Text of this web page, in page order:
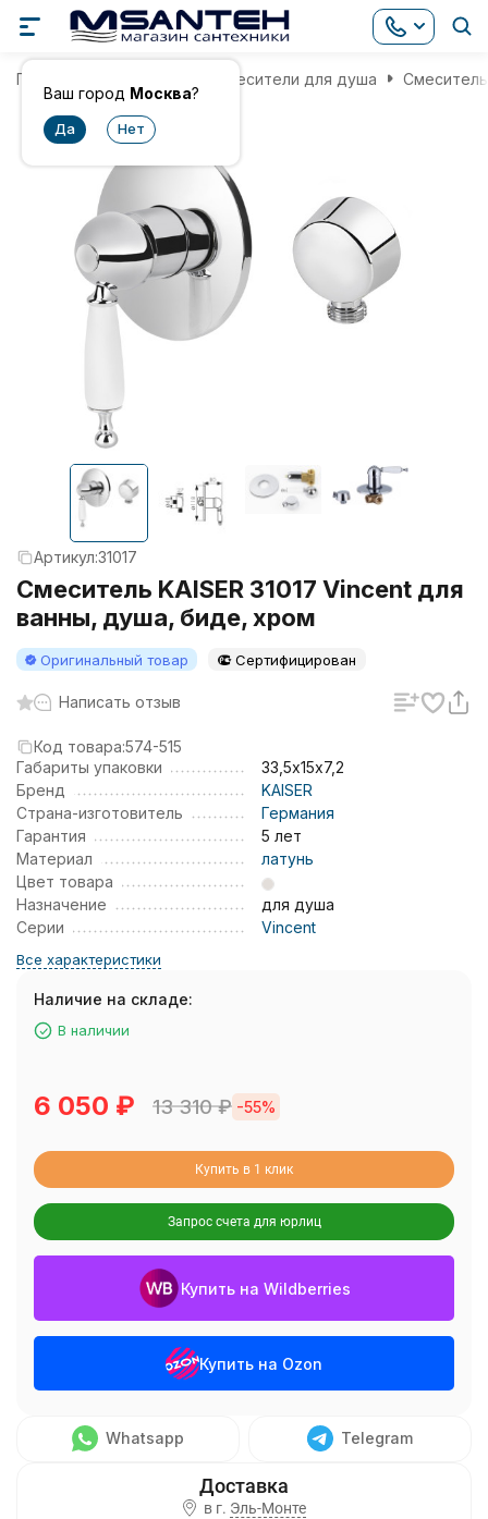
Ваш город Москва?
Главная Смесители для душа
Артикул:31017
Смеситель KAISER 31017 Vincent для
ванны, душа, биде, хром
Оригинальный товар Сертифицирован
Написать отзыв
Код товара:574-515
Габариты упаковки
33,5х15х7,2
Бренд
KAISER
Страна-изготовитель
Германия
Гарантия
5 лет
Материал
латунь
Цвет товара
Назначение
для душа
Серии
Vincent
Все характеристики
Наличие на складе:
В наличии
6 050 ₽ 13 310₽ -55%
Купить в 1 клик
Запрос счета для юрлиц
Купить на Wildberries
Купить на Ozon
Whatsapp Telegram
в г. Эль-Монте